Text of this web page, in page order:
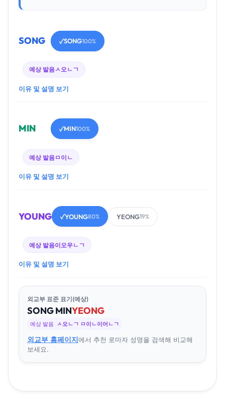
SONG ✓SONG100%
예상 발음ㅅ오ㄴㄱ
이유 및 설명 보기
MIN ✓MIN100%
예상 발음ㅁ이ㄴ
이유 및 설명 보기
YOUNG ✓YOUNG80% YEONG19%
예상 발음이오우ㄴㄱ
이유 및 설명 보기
외교부 표준 표기(예상)
SONGMINYEONG
예상 발음 ㅅ오ㄴㄱ ㅁ이ㄴ이어ㄴㄱ
외교부 홈페이지에서 추천 로마자 성명을 검색해 비교해
보세요.